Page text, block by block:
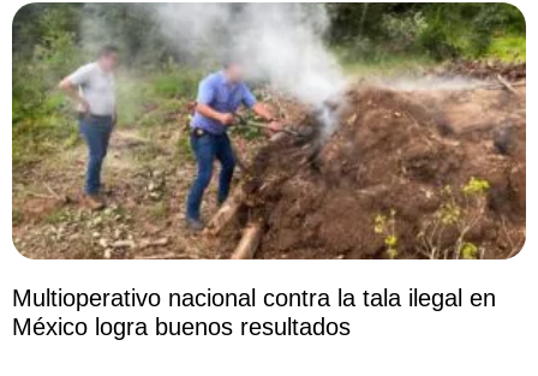
Multioperativo nacional contra la tala ilegal en
México logra buenos resultados